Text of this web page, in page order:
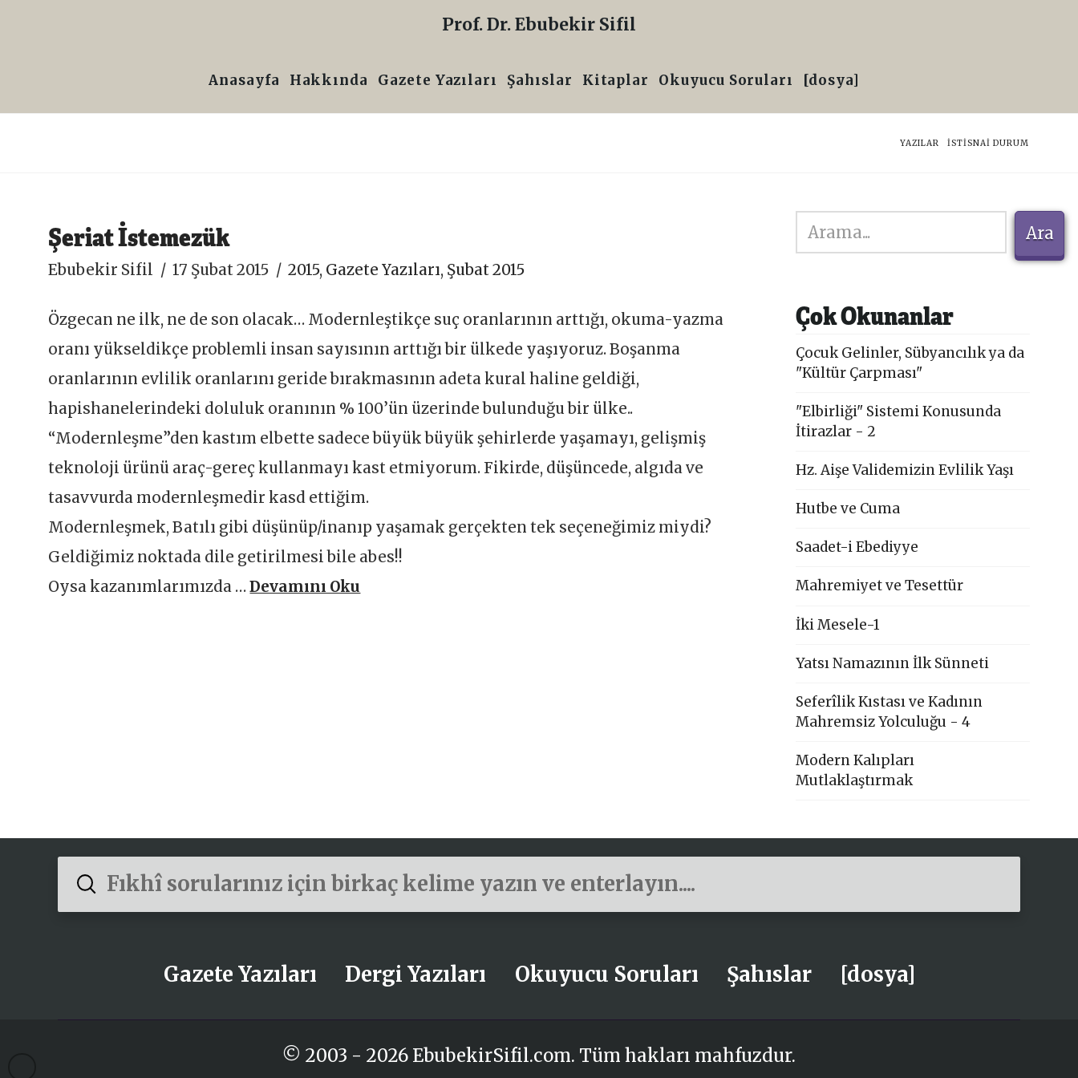
Sifil
Prof. Dr. Ebubekir Sifil
Anasayfa Hakkında Gazete Yazıları Şahıslar Kitaplar Okuyucu Soruları [dosya]
HOME
YAZILAR İSTISNAI DURUM
Şeriat İstemezük
Ebubekir Sifil 17 Şubat 2015 2015, Gazete Yazıları, Şubat 2015
Özgecan ne ilk, ne de son olacak… Modernleştikçe suç oranlarının arttığı, okuma-yazma
oranı yükseldikçe problemli insan sayısının arttığı bir ülkede yaşıyoruz. Boşanma
oranlarının evlilik oranlarını geride bırakmasının adeta kural haline geldiği,
hapishanelerindeki doluluk oranının % 100’ün üzerinde bulunduğu bir ülke..
“Modernleşme”den kastım elbette sadece büyük büyük şehirlerde yaşamayı, gelişmiş
teknoloji ürünü araç-gereç kullanmayı kast etmiyorum. Fikirde, düşüncede, algıda ve
tasavvurda modernleşmedir kasd ettiğim.
Modernleşmek, Batılı gibi düşünüp/inanıp yaşamak gerçekten tek seçeneğimiz miydi?
Geldiğimiz noktada dile getirilmesi bile abes!!
Oysa kazanımlarımızda …Devamını Oku
Ara
Ara
Çok Okunanlar
Çocuk Gelinler, Sübyancılık ya da
"Kültür Çarpması"
"Elbirliği" Sistemi Konusunda
İtirazlar - 2
Hz. Aişe Validemizin Evlilik Yaşı
Hutbe ve Cuma
Saadet-i Ebediyye
Mahremiyet ve Tesettür
İki Mesele-1
Yatsı Namazının İlk Sünneti
Seferîlik Kıstası ve Kadının
Mahremsiz Yolculuğu - 4
Modern Kalıpları
Mutlaklaştırmak
Search
Submit
Gazete Yazıları Dergi Yazıları Okuyucu Soruları Şahıslar [dosya]
© 2003 - 2026 EbubekirSifil.com. Tüm hakları mahfuzdur.